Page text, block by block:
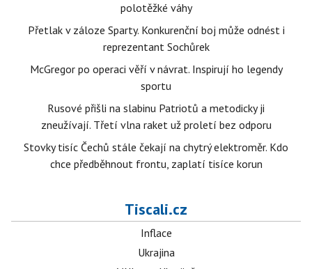
polotěžké váhy
Přetlak v záloze Sparty. Konkurenční boj může odnést i
reprezentant Sochůrek
McGregor po operaci věří v návrat. Inspirují ho legendy
sportu
Rusové přišli na slabinu Patriotů a metodicky ji
zneužívají. Třetí vlna raket už proletí bez odporu
Stovky tisíc Čechů stále čekají na chytrý elektroměr. Kdo
chce předběhnout frontu, zaplatí tisíce korun
Tiscali.cz
Inflace
Ukrajina